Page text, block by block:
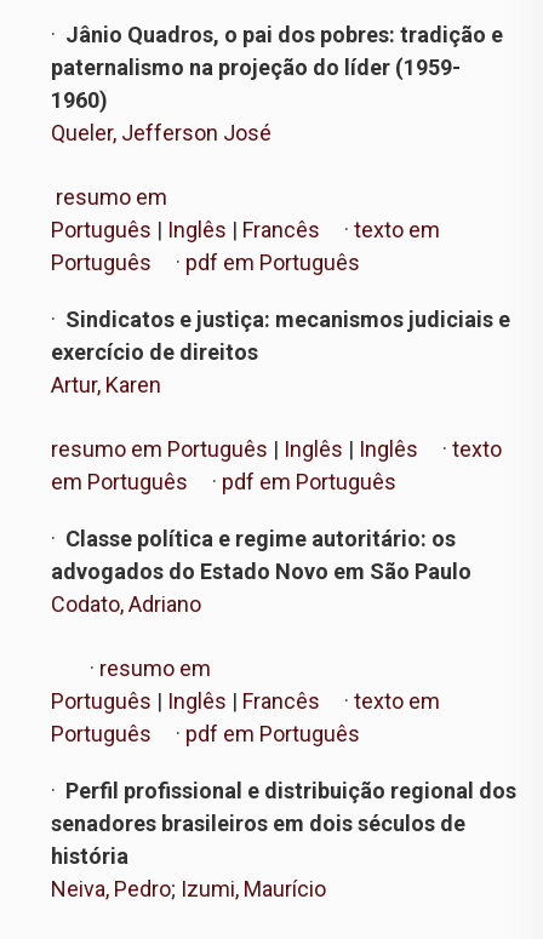
· Jânio Quadros, o pai dos pobres: tradição e
paternalismo na projeção do líder (1959-
1960)
Queler, Jefferson José
resumo em
Português | Inglês | Francês · texto em
Português · pdf em Português
· Sindicatos e justiça: mecanismos judiciais e
exercício de direitos
Artur, Karen
resumo em Português | Inglês | Inglês · texto
em Português · pdf em Português
· Classe política e regime autoritário: os
advogados do Estado Novo em São Paulo
Codato, Adriano
· resumo em
Português | Inglês | Francês · texto em
Português · pdf em Português
· Perfil profissional e distribuição regional dos
senadores brasileiros em dois séculos de
história
Neiva, Pedro; Izumi, Maurício